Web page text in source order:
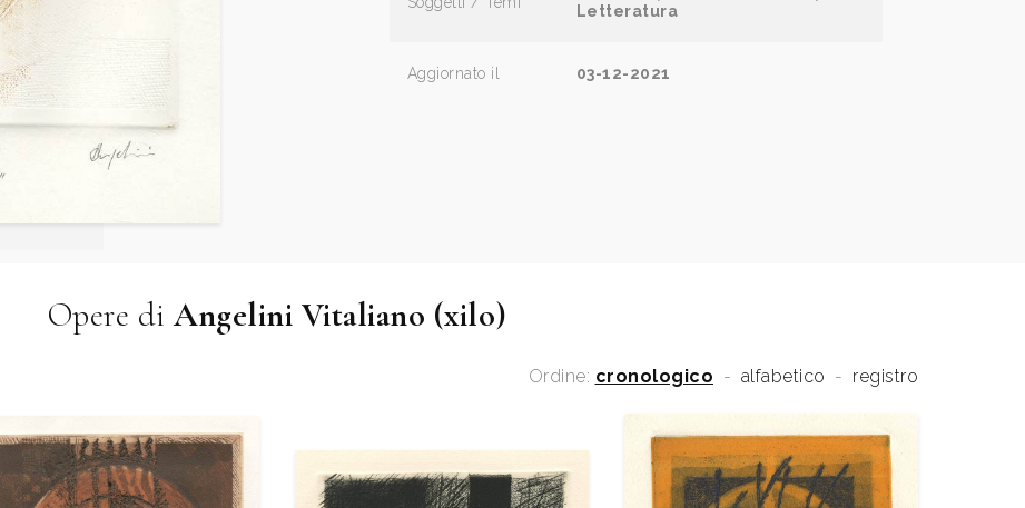
Letteratura
Aggiornato il 03-12-2021
Opere diAngelini Vitaliano (xilo)
Ordine: cronologico - alfabetico - registro